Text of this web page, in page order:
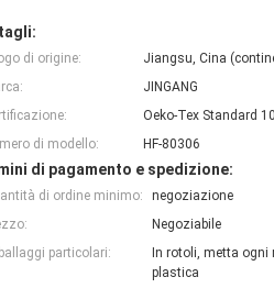
di origine:
Jiangsu, Cina
JINGANG
Oeko-Tex Standard
di modello:
HF-80306
di pagamento e spedizione:
di ordine minimo:
negoziazione
Negoziabile
particolari:
In rotoli, metta
plastica